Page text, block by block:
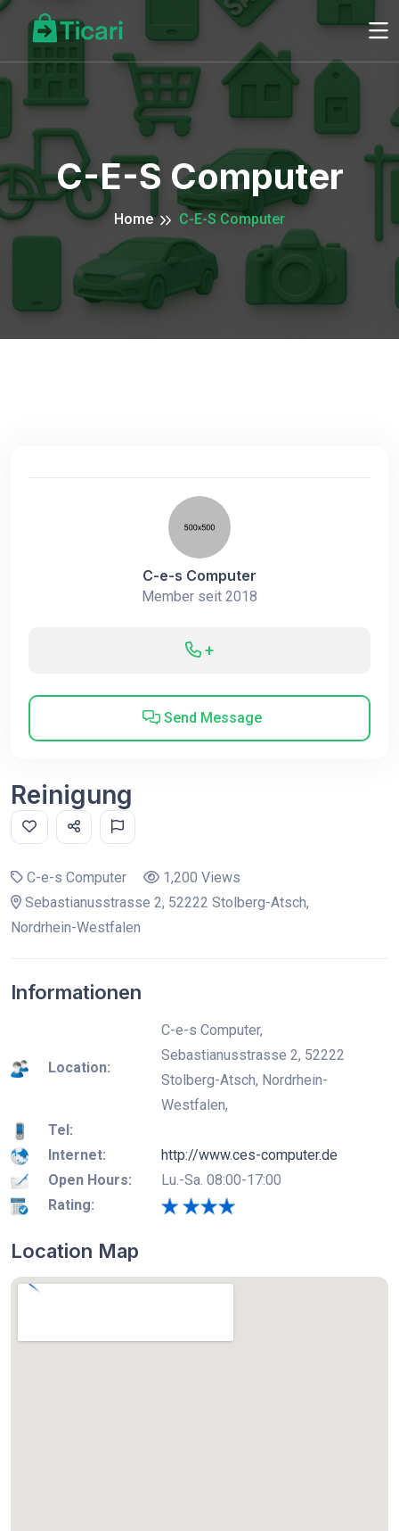
C-E-S Computer
Home C-E-S Computer
C-e-s Computer
Member seit 2018
+
Send Message
Reinigung
C-e-s Computer
1,200 Views
Sebastianusstrasse 2, 52222 Stolberg-Atsch,
Nordrhein-Westfalen
Informationen
Location:
C-e-s Computer,
Sebastianusstrasse 2, 52222
Stolberg-Atsch, Nordrhein-
Westfalen,
Tel:
Internet:
http://www.ces-computer.de
Open Hours:
Lu.-Sa. 08:00-17:00
Rating:
Location Map